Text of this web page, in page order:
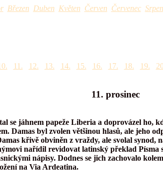
Březen Duben Květen Červen Červenec Srpen
11. 12. 13. 14. 15. 16. 17. 18. 19.
11. prosinec
se jáhnem papeže Liberia a doprovázel
Damas byl zvolen většinou hlasů, ale
křivě obviněn z vraždy, ale svolal
nařídil revidovat latinský překlad Písma
nápisy. Dodnes se jich zachovalo
na Via Ardeatina.